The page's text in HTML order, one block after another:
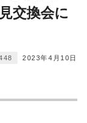
交換会に
2023年4月10日